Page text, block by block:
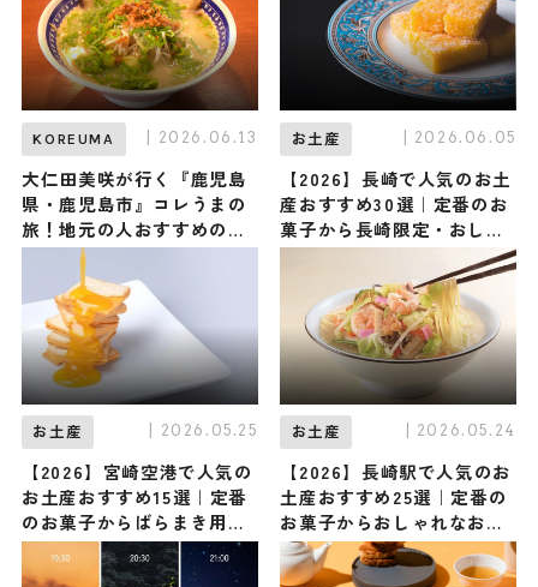
KOREUMA | 2026.06.13
大仁田美咲が行く『鹿児島
県・鹿児島市』コレうまの
旅！地元の人おすすめのご
当地名物グルメ3選 2026年
6月13日放送
お土産 | 2026.06.05
【2026】長崎で人気のお土
産おすすめ30選｜定番のお
菓子から長崎限定・おしゃ
れなお土産・雑貨まで幅広
お土産 | 2026.05.25
【2026】宮崎空港で人気の
お土産おすすめ15選｜定番
のお菓子からばらまき用・
宮崎限定まで幅広く紹介
お土産 | 2026.05.24
【2026】長崎駅で人気のお
土産おすすめ25選｜定番の
お菓子からおしゃれなお土
産・ばらまき用まで幅広く
紹介